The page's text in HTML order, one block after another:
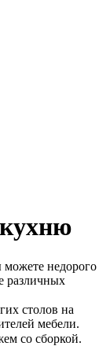
можете недорого
различных
столов на
мебели.
со сборкой.